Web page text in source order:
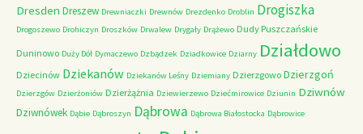
Dresden Dreszew Drewniaczki Drewnów Drezdenko Droblin Drogiszka
Drogoszewo Drohiczyn Droszków Drwalew Drygały Drążewo Dudy Puszczańskie
Duninowo Duży Dół Dymaczewo Dzbądzek Dziadkowice Dziarny Działdowo
Dziecinów Dziekanów Dziekanów Leśny Dziemiany Dzierzgowo Dzierzgoń
Dzierzgów Dzierżoniów Dzierżążnia Dziewierzewo Dziećmirowice Dziunin Dziwnów
Dziwnówek Dąbie Dąbroszyn Dąbrowa Dąbrowa Białostocka Dąbrowice